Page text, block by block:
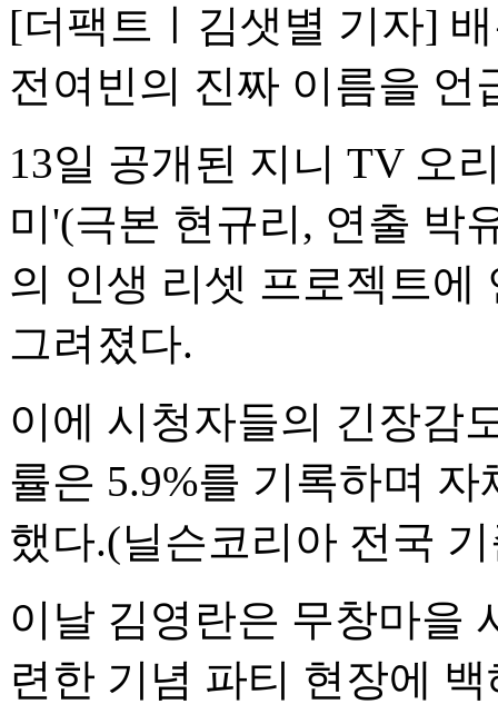
[더팩트ㅣ김샛별 기자]
전여빈의 진짜 이름을 언
13일 공개된 지니 TV 오
미'(극본 현규리, 연출 박
의 인생 리셋 프로젝트에
그려졌다.
이에 시청자들의 긴장감
률은 5.9%를 기록하며
했다.(닐슨코리아 전국
이날 김영란은 무창마을
련한 기념 파티 현장에